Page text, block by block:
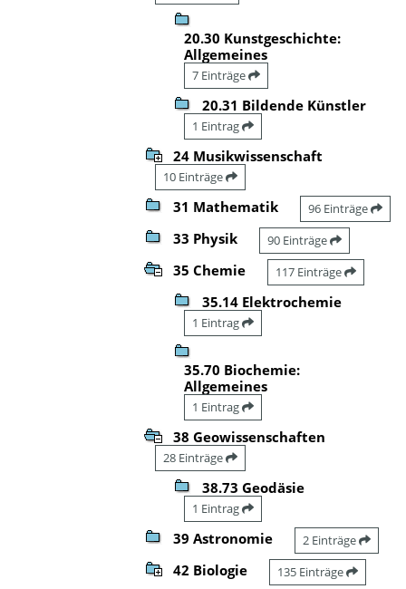
20.30 Kunstgeschichte:
Allgemeines
7 Einträge
20.31 Bildende Künstler
1 Eintrag
24 Musikwissenschaft
10 Einträge
31 Mathematik 96 Einträge
33 Physik 90 Einträge
35 Chemie 117 Einträge
35.14 Elektrochemie
1 Eintrag
35.70 Biochemie:
Allgemeines
1 Eintrag
38 Geowissenschaften
28 Einträge
38.73 Geodäsie
1 Eintrag
39 Astronomie 2 Einträge
42 Biologie 135 Einträge